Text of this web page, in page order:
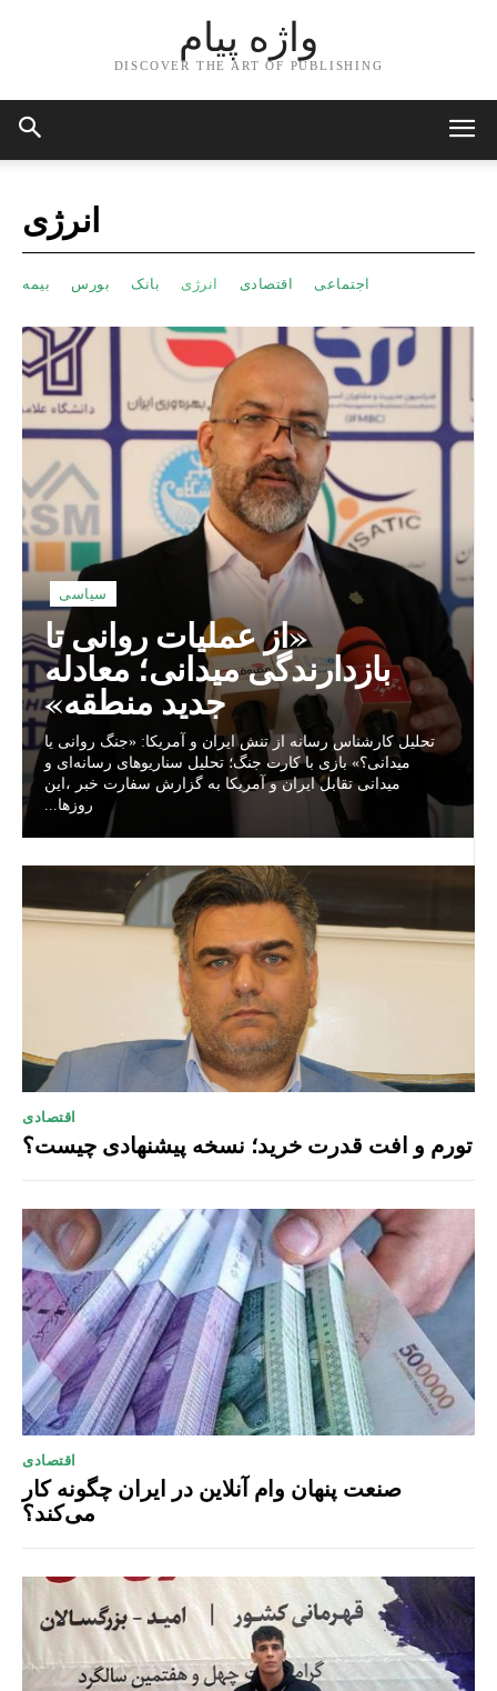
واژه پیام
DISCOVER THE ART OF PUBLISHING
انرژی
اجتماعی اقتصادی انرژی بانک بورس بیمه
سیاسی
«از عملیات روانی تا
بازدارندگی میدانی؛ معادله
جدید منطقه»
تحلیل کارشناس رسانه از تنش ایران و آمریکا: «جنگ روانی یا
میدانی؟» بازی با کارت جنگ؛ تحلیل سناریوهای رسانه‌ای و
میدانی تقابل ایران و آمریکا به گزارش سفارت خبر ،این
روزها...
اقتصادی
تورم و افت قدرت خرید؛ نسخه پیشنهادی چیست؟
اقتصادی
صنعت پنهان وام آنلاین در ایران چگونه کار
می‌کند؟